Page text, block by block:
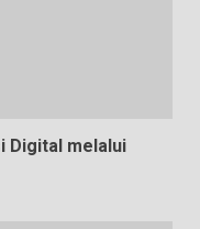
Digital melalui